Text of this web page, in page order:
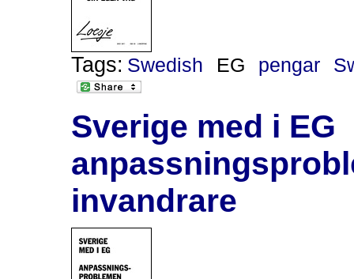
Tags: Swedish EG pengar
Sverige med i EG
invandrare